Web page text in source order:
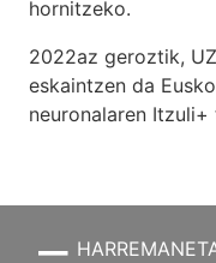
hornitzeko.
2022az geroztik,
eskaintzen da
neuronalaren Itzuli+